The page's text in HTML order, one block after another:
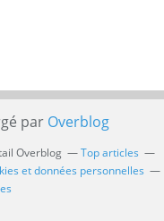
par Overblog
Overblog
Top articles
et données personnelles